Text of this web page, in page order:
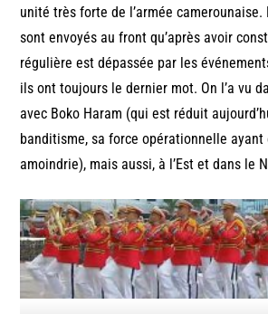
unité très forte de l’armée camerounaise.
sont envoyés au front qu’après avoir
régulière est dépassée par les
ils ont toujours le dernier mot. On l’a vu
avec Boko Haram (qui est réduit
banditisme, sa force opérationnelle
amoindrie), mais aussi, à l’Est et dans le